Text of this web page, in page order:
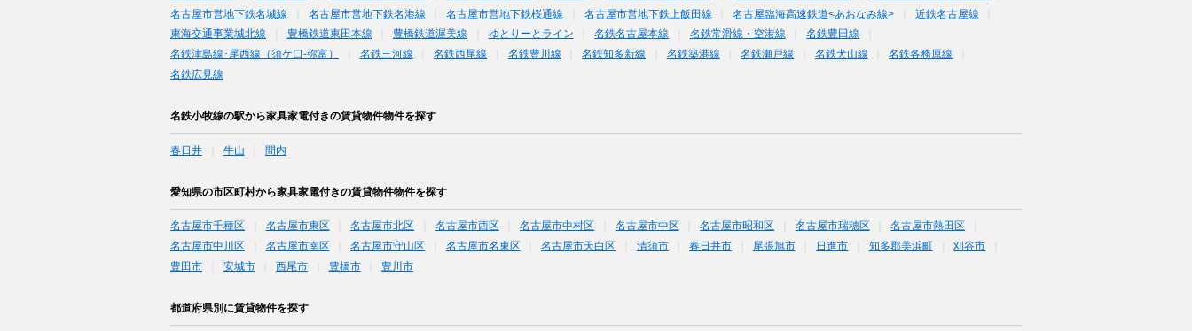
名古屋市営地下鉄名城線
名古屋市営地下鉄名港線 名古屋市営地下鉄桜通線 名古屋市営地下鉄上飯田線 名古屋臨海高速鉄道<あおなみ線>
近鉄名古屋線
東海交通事業城北線
豊橋鉄道東田本線 豊橋鉄道渥美線 ゆとりーとライン 名鉄名古屋本線 名鉄常滑線・空港線
名鉄豊田線
名鉄津島線･尾西線（須ケ口-弥富）
名鉄三河線 名鉄西尾線 名鉄豊川線 名鉄知多新線 名鉄築港線 名鉄瀬戸線 名鉄犬山線
名鉄各務原線
名鉄広見線
名鉄小牧線の駅から家具家電付きの賃貸物件物件を探す
春日井 牛山 間内
愛知県の市区町村から家具家電付きの賃貸物件物件を探す
名古屋市千種区 名古屋市東区 名古屋市北区 名古屋市西区 名古屋市中村区 名古屋市中区 名古屋市昭和区 名古屋市瑞穂区
名古屋市熱田区
名古屋市中川区
名古屋市南区 名古屋市守山区 名古屋市名東区 名古屋市天白区 清須市 春日井市 尾張旭市 日進市 知多郡美浜町
刈谷市
豊田市
安城市 西尾市 豊橋市 豊川市
都道府県別に賃貸物件を探す